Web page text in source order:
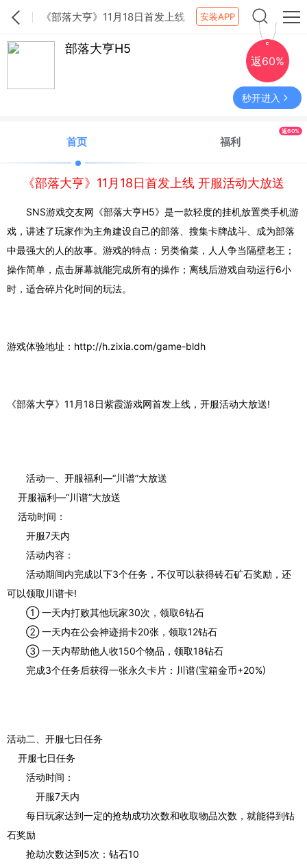
《部落大亨》11月18日首发上线
开服活动大放送
安装APP
部落大亨H5
返60%
秒开进入
首页 福利
返60%
《部落大亨》11月18日首发上线 开服活动大放送
SNS游戏交友网《部落大亨H5》是一款轻度的挂机放置类手机游
戏，讲述了玩家作为主角建设自己的部落、搜集卡牌战斗、成为部落
中最强大的人的故事。游戏的特点：另类偷菜，人人争当隔壁老王；
操作简单，点击屏幕就能完成所有的操作；离线后游戏自动运行6小
时，适合碎片化时间的玩法。
游戏体验地址：http://h.zixia.com/game-bldh
《部落大亨》11月18日紫霞游戏网首发上线，开服活动大放送!
活动一、开服福利—“川谱”大放送
开服福利—“川谱”大放送
活动时间：
开服7天内
活动内容：
活动期间内完成以下3个任务，不仅可以获得砖石矿石奖励，还
可以领取川谱卡!
① 一天内打败其他玩家30次，领取6钻石
② 一天内在公会神迹捐卡20张，领取12钻石
③ 一天内帮助他人收150个物品，领取18钻石
完成3个任务后获得一张永久卡片：川谱(宝箱金币+20%)
活动二、开服七日任务
开服七日任务
活动时间：
开服7天内
每日玩家达到一定的抢劫成功次数和收取物品次数，就能得到钻
石奖励
抢劫次数达到5次：钻石10